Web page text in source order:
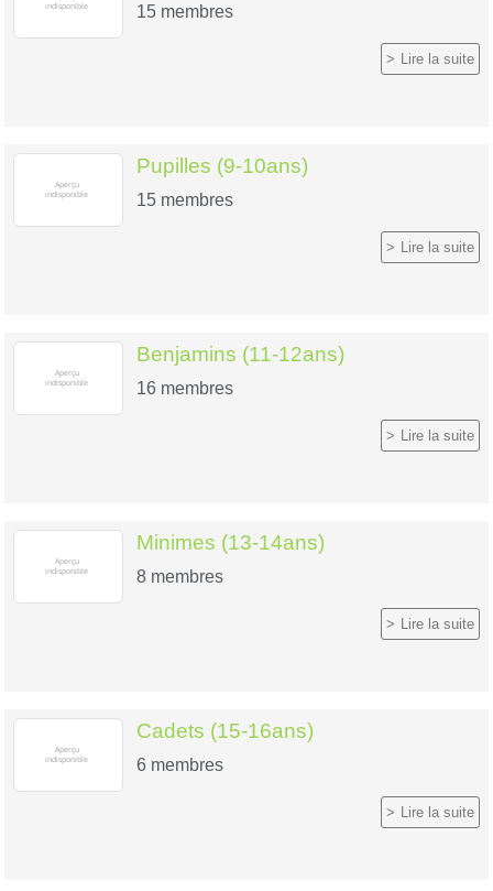
15 membres
Lire la suite
Pupilles (9-10ans)
15 membres
Lire la suite
Benjamins (11-12ans)
16 membres
Lire la suite
Minimes (13-14ans)
8 membres
Lire la suite
Cadets (15-16ans)
6 membres
Lire la suite